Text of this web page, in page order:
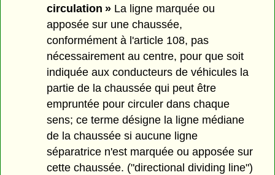
circulation » La ligne marquée ou
apposée sur une chaussée,
conformément à l'article 108, pas
nécessairement au centre, pour que soit
indiquée aux conducteurs de véhicules la
partie de la chaussée qui peut être
empruntée pour circuler dans chaque
sens; ce terme désigne la ligne médiane
de la chaussée si aucune ligne
séparatrice n'est marquée ou apposée sur
cette chaussée. ("directional dividing line")